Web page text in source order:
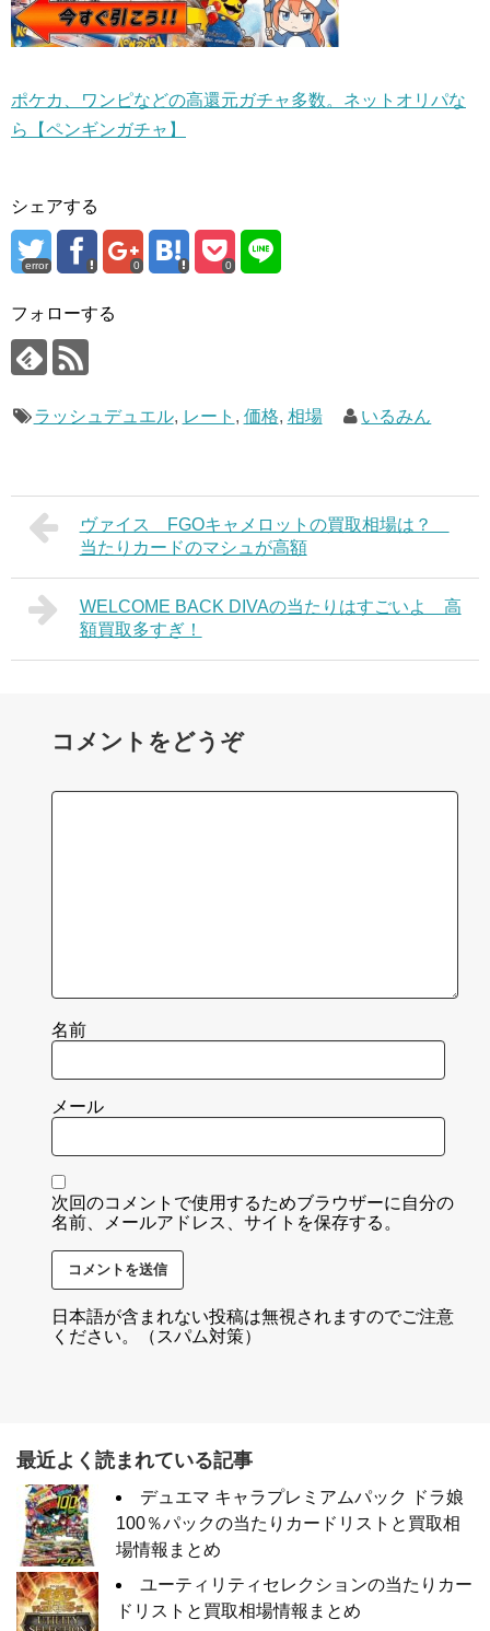
ポケカ、ワンピなどの高還元ガチャ多数。ネットオリパな
ら【ペンギンガチャ】
シェアする
error 0 0
フォローする
ラッシュデュエル, レート , 価格, 相場 いるみん
ヴァイス FGOキャメロットの買取相場は？
当たりカードのマシュが高額
WELCOME BACK DIVAの当たりはすごいよ 高
額買取多すぎ！
コメントをどうぞ
名前
メール
次回のコメントで使用するためブラウザーに自分の
名前、メールアドレス、サイトを保存する。
日本語が含まれない投稿は無視されますのでご注意
ください。（スパム対策）
最近よく読まれている記事
デュエマ キャラプレミアムパック ドラ娘
100％パックの当たりカードリストと買取相
場情報まとめ
ユーティリティセレクションの当たりカー
ドリストと買取相場情報まとめ